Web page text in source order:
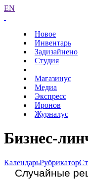
EN
Новое
Инвентарь
Задизайнено
Студия
Магазинус
Медиа
Экспресс
Иронов
Журналус
Бизнес-
КалендарьРубрикатор
Случайные